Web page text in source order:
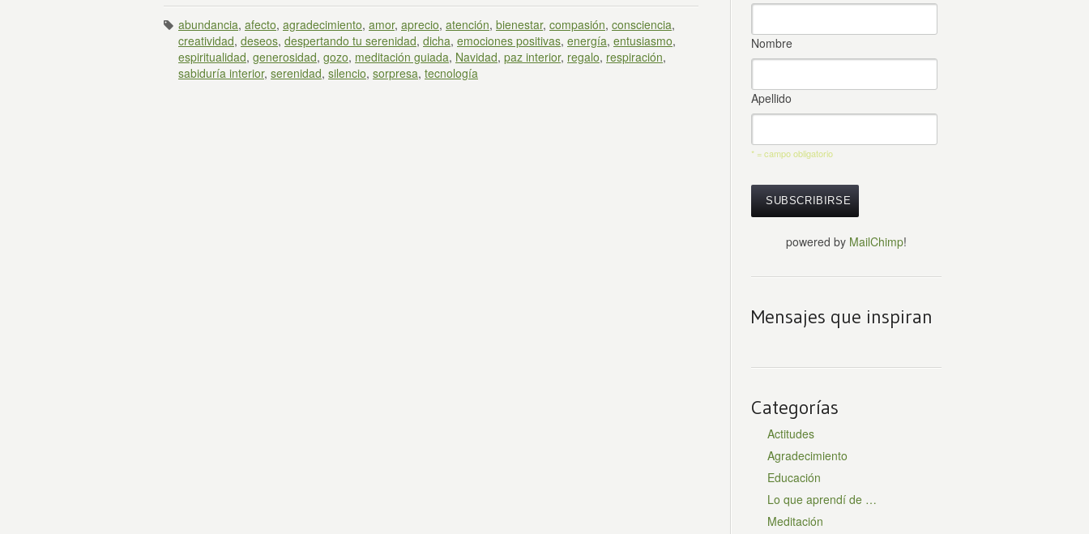
abundancia, afecto, agradecimiento, amor, aprecio, atención, bienestar, compasión, consciencia,
creatividad, deseos, despertando tu serenidad, dicha, emociones positivas, energía, entusiasmo,
espiritualidad, generosidad, gozo, meditación guiada, Navidad, paz interior, regalo, respiración,
sabiduría interior, serenidad, silencio, sorpresa, tecnología
Nombre
Apellido
* = campo obligatorio
powered by MailChimp!
Mensajes que inspiran
Categorías
Actitudes
Agradecimiento
Educación
Lo que aprendí de …
Meditación